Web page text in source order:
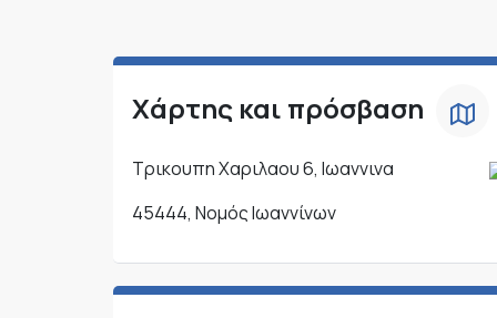
Χάρτης και πρόσβαση
Τρικουπη Χαριλαου 6, Ιωαννινα
45444, Νομός Ιωαννίνων